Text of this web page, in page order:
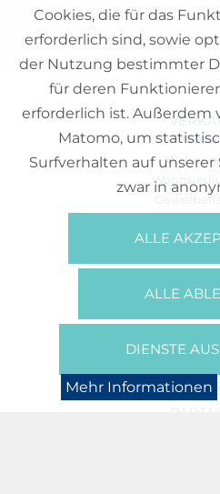
Wer Sind
Cookies, die für das
erforderlich sind, sowie
der Nutzung bestimmter
für deren
erforderlich ist. Außerdem
Matomo, um
Surfverhalten auf
zwar in
ALLE
ALLE
DIENSTE
Mehr Informationen